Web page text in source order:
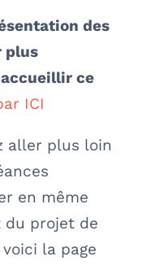
des
plus
ce
ICI
aller plus loin
en même
projet de
la page